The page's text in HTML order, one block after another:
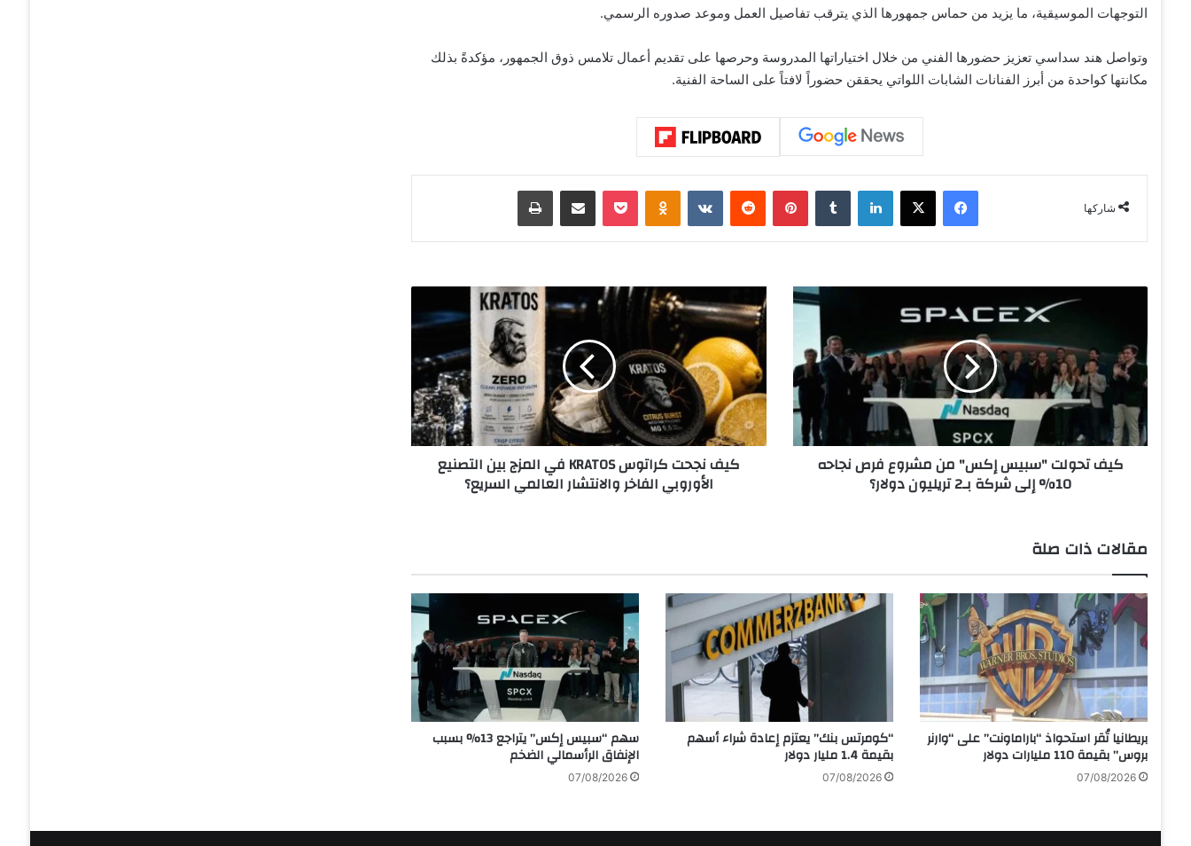
التوجهات الموسيقية، ما يزيد من حماس جمهورها الذي يترقب تفاصيل العمل وموعد صدوره الرسمي.
وتواصل هند سداسي تعزيز حضورها الفني من خلال اختياراتها المدروسة وحرصها على تقديم أعمال تلامس ذوق الجمهور، مؤكدةً بذلك
مكانتها كواحدة من أبرز الفنانات الشابات اللواتي يحققن حضوراً لافتاً على الساحة الفنية.
شاركها
فيسبوك ‫X لينكدإن ‏Tumblr بينتيريست ‏Reddit
‏VKontakte
Odnoklassniki
‫Pocket مشاركة عبر البريد طباعة
ت
ح
و
ت
"
ك
س
"
ن
م
ش
ر
ع
ف
ر
ص
ا
كيف تحولت "سبيس إكس" من مشروع فرص نجاحه
10% إلى شركة بـ2 تريليون دولار؟
ك
ي
ف
ج
ح
ت
ر
A
T
O
S
ف
ي
ل
م
ز
ا
كيف نجحت كراتوس KRATOS في المزج بين التصنيع
الأوروبي الفاخر والانتشار العالمي السريع؟
مقالات ذات صلة
بريطانيا تُقر استحواذ “باراماونت” على “وارنر
بروس” بقيمة 110 مليارات دولار
07/08/2026
“كومرتس بنك” يعتزم إعادة شراء أسهم
بقيمة 1.4 مليار دولار
07/08/2026
سهم “سبيس إكس” يتراجع 13% بسبب
الإنفاق الرأسمالي الضخم
07/08/2026